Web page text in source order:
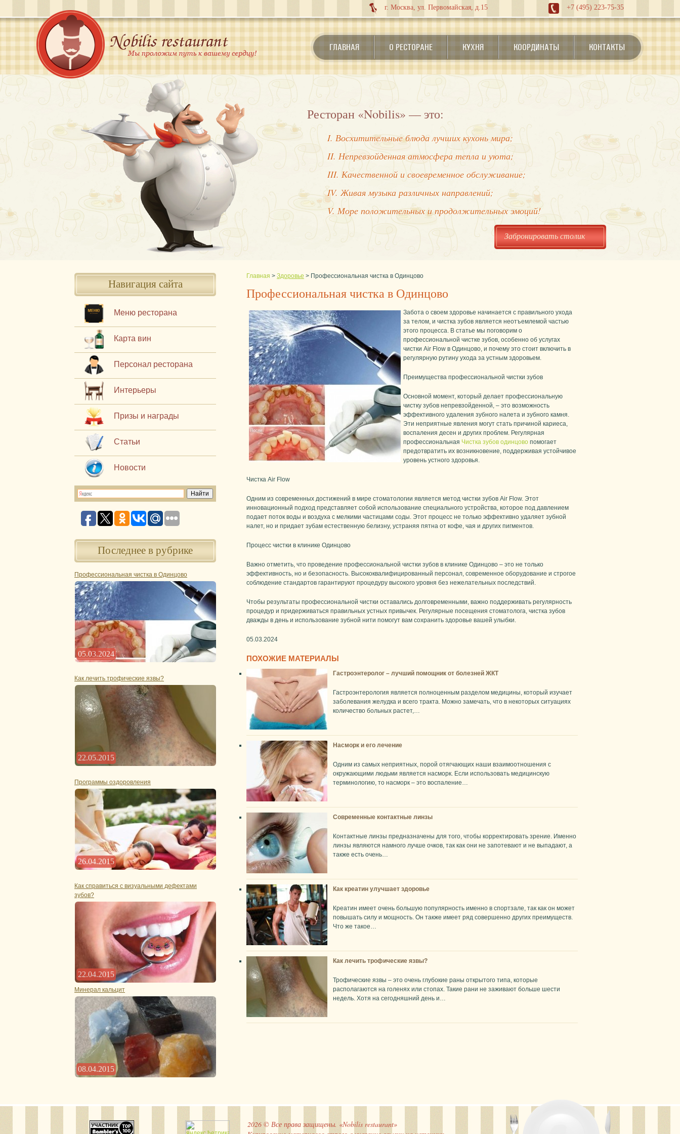
г. Москва, ул. Первомайская, д.15 +7 (495) 223-75-35
ГЛАВНАЯ О РЕСТОРАНЕ КУХНЯ КООРДИНАТЫ КОНТАКТЫ
Ресторан «Nobilis» — это:
I. Восхитительные блюда лучших кухонь мира;
II. Непревзойденная атмосфера тепла и уюта;
III. Качественной и своевременное обслуживание;
IV. Живая музыка различных направлений;
V. Море положительных и продолжительных эмоций!
Забронировать столик
Навигация сайта
Меню ресторана
Карта вин
Персонал ресторана
Интерьеры
Призы и награды
Статьи
Новости
Последнее в рубрике
Профессиональная чистка в Одинцово
05.03.2024
Как лечить трофические язвы?
22.05.2015
Программы оздоровления
26.04.2015
Как справиться с визуальными дефектами
зубов?
22.04.2015
Минерал кальцит
08.04.2015
Главная > Здоровье > Профессиональная чистка в Одинцово
Профессиональная чистка в Одинцово
Забота о своем здоровье начинается с правильного ухода
за телом, и чистка зубов является неотъемлемой частью
этого процесса. В статье мы поговорим о
профессиональной чистке зубов, особенно об услугах
чистки Air Flow в Одинцово, и почему это стоит включить в
регулярную рутину ухода за устным здоровьем.
Преимущества профессиональной чистки зубов
Основной момент, который делает профессиональную
чистку зубов непревзойденной, – это возможность
эффективного удаления зубного налета и зубного камня.
Эти неприятные явления могут стать причиной кариеса,
воспаления десен и других проблем. Регулярная
профессиональная Чистка зубов одинцово помогает
предотвратить их возникновение, поддерживая устойчивое
уровень устного здоровья.
Чистка Air Flow
Одним из современных достижений в мире стоматологии является метод чистки зубов Air Flow. Этот
инновационный подход представляет собой использование специального устройства, которое под давлением
подает поток воды и воздуха с мелкими частицами соды. Этот процесс не только эффективно удаляет зубной
налет, но и придает зубам естественную белизну, устраняя пятна от кофе, чая и других пигментов.
Процесс чистки в клинике Одинцово
Важно отметить, что проведение профессиональной чистки зубов в клинике Одинцово – это не только
эффективность, но и безопасность. Высококвалифицированный персонал, современное оборудование и строгое
соблюдение стандартов гарантируют процедуру высокого уровня без нежелательных последствий.
Чтобы результаты профессиональной чистки оставались долговременными, важно поддерживать регулярность
процедур и придерживаться правильных устных привычек. Регулярные посещения стоматолога, чистка зубов
дважды в день и использование зубной нити помогут вам сохранить здоровье вашей улыбки.
05.03.2024
ПОХОЖИЕ МАТЕРИАЛЫ
Гастроэнтеролог – лучший помощник от болезней ЖКТ
Гастроэнтерология является полноценным разделом медицины, который изучает
заболевания желудка и всего тракта. Можно замечать, что в некоторых ситуациях
количество больных растет,…
Насморк и его лечение
Одним из самых неприятных, порой отягчающих наши взаимоотношения с
окружающими людьми является насморк. Если использовать медицинскую
терминологию, то насморк – это воспаление…
Современные контактные линзы
Контактные линзы предназначены для того, чтобы корректировать зрение. Именно
линзы являются намного лучше очков, так как они не запотевают и не выпадают, а
также есть очень…
Как креатин улучшает здоровье
Креатин имеет очень большую популярность именно в спортзале, так как он может
повышать силу и мощность. Он также имеет ряд совершенно других преимуществ.
Что же такое…
Как лечить трофические язвы?
Трофические язвы – это очень глубокие раны открытого типа, которые
располагаются на голенях или стопах. Такие рани не заживают больше шести
недель. Хотя на сегодняшний день и…
2026 © Все права защищены. «Nobilis restaurant»